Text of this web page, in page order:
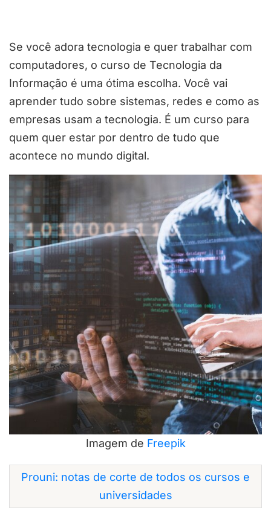
Se você adora tecnologia e quer trabalhar com
computadores, o curso de Tecnologia da
Informação é uma ótima escolha. Você vai
aprender tudo sobre sistemas, redes e como as
empresas usam a tecnologia. É um curso para
quem quer estar por dentro de tudo que
acontece no mundo digital.
Imagem de Freepik
Prouni: notas de corte de todos os cursos e
universidades